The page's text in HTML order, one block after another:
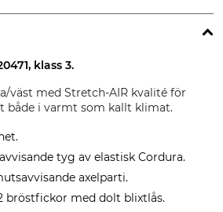
klass 3.
väst med Stretch-AIR kvalité för
både i varmt som kallt klimat.
tyg av elastisk Cordura.
axelparti.
bröstfickor med dolt blixtlås.